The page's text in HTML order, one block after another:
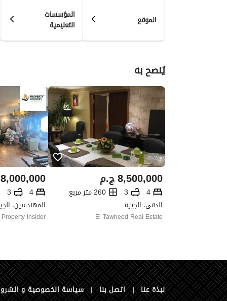
الموقع المؤسسات
التعليمية
يُنصح به
ج.م8,500,000
4
3
260 متر مربع
الدقى، الجيزة
El Tawheed Real Estate
8,000,000
4
3
المهندسين،
Property Insider
نبذة عنا | اتصل بنا | سياسة الخصوصية و